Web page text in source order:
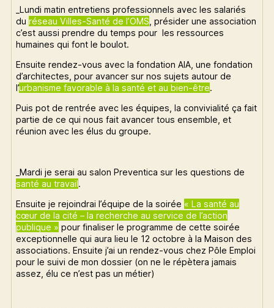
_Lundi matin entretiens professionnels avec les salariés
duréseau Villes-Santé de l’OMS , présider une association
c’est aussi prendre du temps pour les ressources
humaines qui font le boulot.
Ensuite rendez-vous avec la fondation AIA, une fondation
d’architectes, pour avancer sur nos sujets autour de
l’urbanisme favorable à la santé et au bien-être.
Puis pot de rentrée avec les équipes, la convivialité ça fait
partie de ce qui nous fait avancer tous ensemble, et
réunion avec les élus du groupe.
_Mardi je serai au salon Preventica sur les questions de
santé au travail.
Ensuite je rejoindrai l’équipe de la soirée « La santé au
cœur de la cité – la recherche au service de l’action
publique » pour finaliser le programme de cette soirée
exceptionnelle qui aura lieu le 12 octobre à la Maison des
associations. Ensuite j’ai un rendez-vous chez Pôle Emploi
pour le suivi de mon dossier (on ne le répètera jamais
assez, élu ce n’est pas un métier)